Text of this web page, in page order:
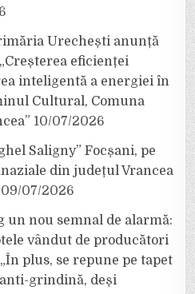
Urechești anunță
eficienței
inteligentă a energiei în
Cultural, Comuna
10/07/2026
Saligny” Focșani, pe
din județul Vrancea
09/07/2026
nou semnal de alarmă:
vândut de producători
plus, se repune pe tapet
grindină, deși